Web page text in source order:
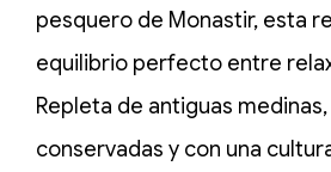
pesquero de Monastir, esta
equilibrio perfecto entre
Repleta de antiguas
conservadas y con una